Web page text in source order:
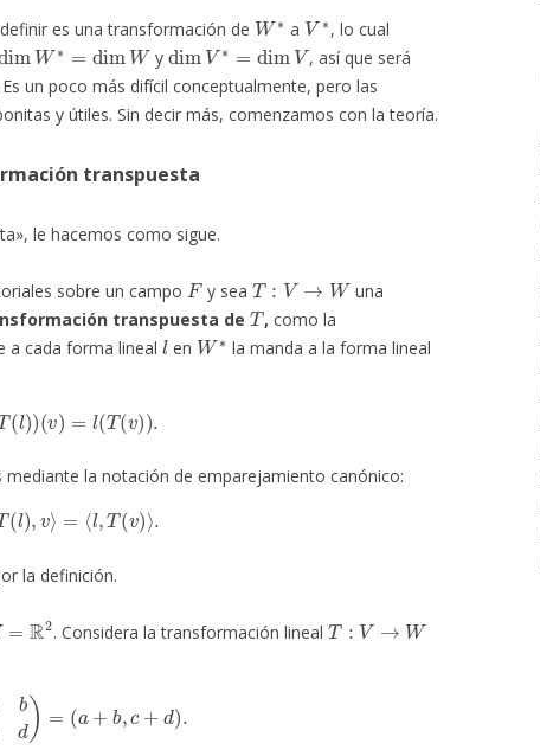
es una transformación de
W∗
a
V∗
, lo cual
dimW∗ =dimW
y
dimV∗=dim V
, así que será
Es un poco más difícil conceptualmente, pero las
y útiles. Sin decir más, comenzamos con la teoría.
transpuesta
le hacemos como sigue.
sobre un campo
F
y sea
T: →
una
transpuesta de
T
, como la
a cada forma lineal
l
en
W∗
la manda a la forma lineal
(tT(l)) v (T(v) .
la notación de emparejamiento canónico:
tT( ),v l,T(v)⟩.
la definición.
. Considera la transformación lineal
bcd